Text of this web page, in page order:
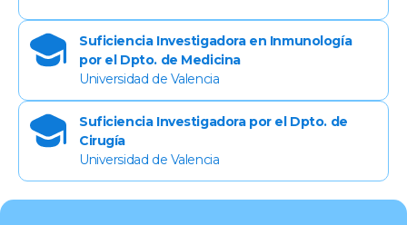
Suficiencia Investigadora en Inmunología
por el Dpto. de Medicina
Universidad de Valencia
Suficiencia Investigadora por el Dpto. de
Cirugía
Universidad de Valencia